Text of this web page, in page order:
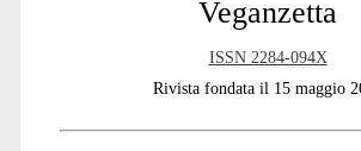
Veganzetta
ISSN 2284-094X
Rivista fondata il 15 maggio